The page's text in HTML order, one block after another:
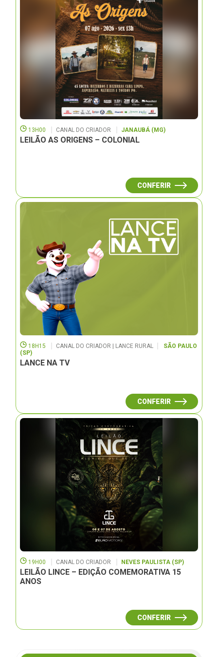
13H00 CANAL DO CRIADOR JANAUBÁ (MG)
LEILÃO AS ORIGENS – COLONIAL
CONFERIR
18H15 CANAL DO CRIADOR | LANCE RURAL
SÃO PAULO
(SP)
LANCE NA TV
CONFERIR
19H00 CANAL DO CRIADOR NEVES PAULISTA (SP)
LEILÃO LINCE – EDIÇÃO COMEMORATIVA 15
ANOS
CONFERIR